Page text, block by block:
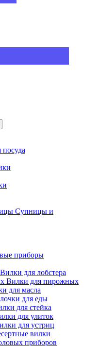
посуда
Супницы и
приборы
Вилки для лобстера
Вилки для пирожных
для масла
для еды
для стейка
для улиток
для устриц
вилки